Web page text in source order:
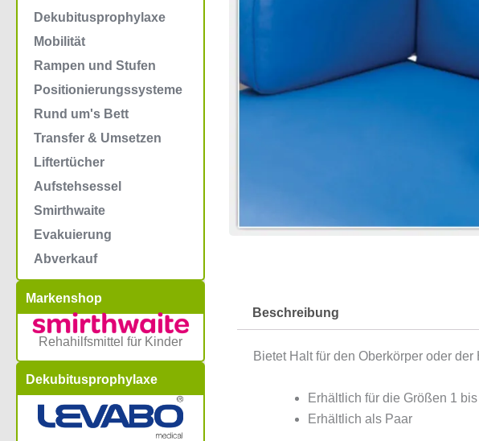
Dekubitusprophylaxe
Mobilität
Rampen und Stufen
Positionierungssysteme
Rund um's Bett
Transfer & Umsetzen
Liftertücher
Aufstehsessel
Smirthwaite
Evakuierung
Abverkauf
Markenshop
Rehahilfsmittel für Kinder
Dekubitusprophylaxe
Beschreibung
Bietet Halt für den Oberkörper oder der
Erhältlich für die Größen 1
Erhältlich als Paar